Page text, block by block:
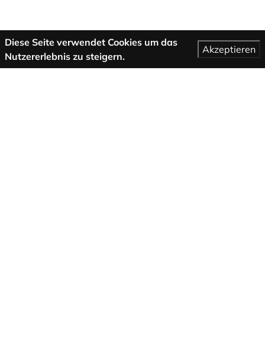
Diese Seite verwendet Cookies um das
Nutzererlebnis zu steigern.
Akzeptieren